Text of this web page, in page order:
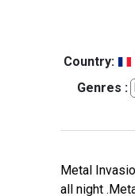
Country:
Genres :
Metal
all night